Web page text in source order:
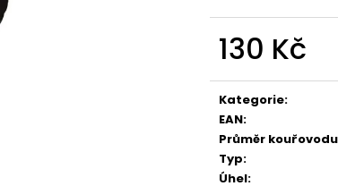
130 Kč
cena:
Kategorie:
EAN:
Průměr kouřovodu
Typ:
Úhel:
MATICE ŠESTIHRANNÁ PRODLOUŽENÁ